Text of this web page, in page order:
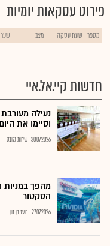
פירוט עסקאות יומיות
מספר שעת עסקה מצב
חדשות קיי.אל.איי
נעילה
וסיימו את
30.07.2026 שירות גלובס
מהפך במניות
הסקטור
27.07.2026 בועז בן נון